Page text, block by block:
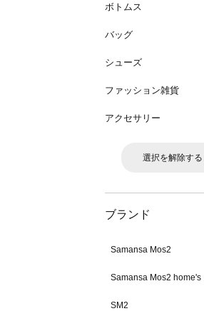
ボトムス
バッグ
シューズ
ファッション雑貨
アクセサリー
選択を解除する
ブランド
Samansa Mos2
Samansa Mos2 home's
SM2